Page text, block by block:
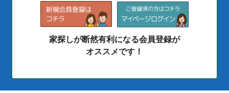
家探しが断然有利になる会員登録が
オススメです！